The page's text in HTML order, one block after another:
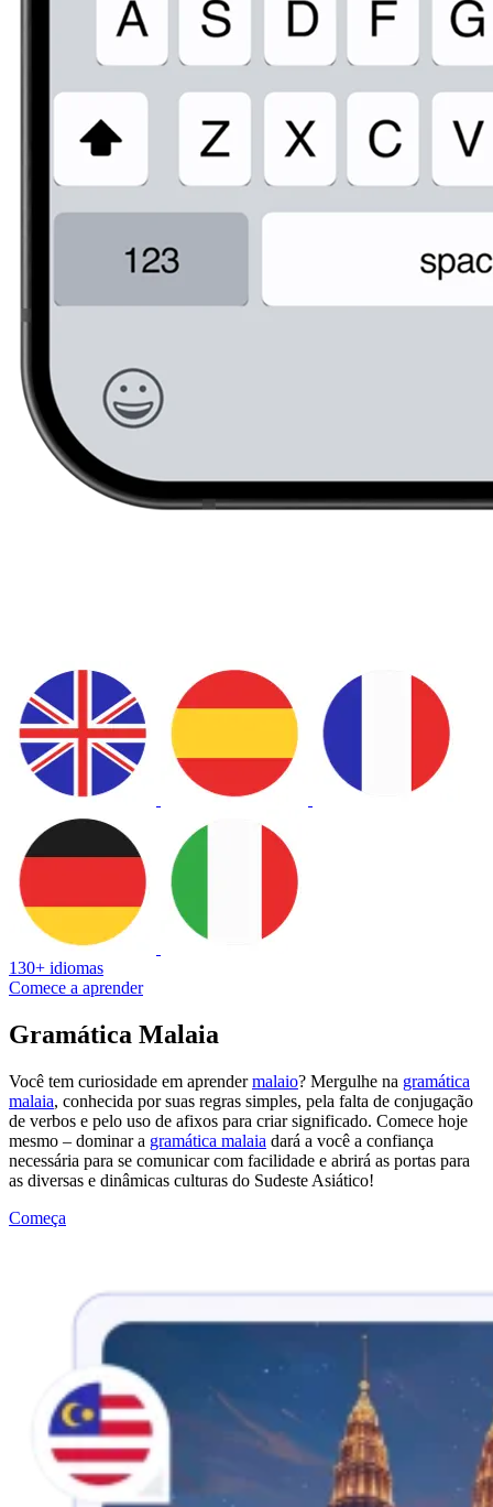
130+ idiomas
Comece a aprender
Gramática Malaia
Você tem curiosidade em aprendermalaio? Mergulhe na gramática
malaia, conhecida por suas regras simples, pela falta de conjugação
de verbos e pelo uso de afixos para criar significado. Comece hoje
mesmo – dominar a gramática malaia dará a você a confiança
necessária para se comunicar com facilidade e abrirá as portas para
as diversas e dinâmicas culturas do Sudeste Asiático!
Começa